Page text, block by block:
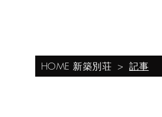
HOME 新築別荘 > 記事